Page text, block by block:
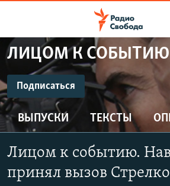
упрощенного
доступа
Вернуться
к
основному
содержанию
Вернутся
главной
ПРОГРАММЫ
ПОДКАСТЫ
АВТОРСКИЕ ПРОЕКТЫ
ЦИТАТЫ СВОБОДЫ
МНЕНИЯ
КУЛЬТУРА
ЛИЦОМ К СОБЫТИЮ
Подписаться
ПОДПИСАТЬСЯ
Подписаться
ВЫПУСКИ ТЕКСТЫ
Лицом к событию.
принял вызов